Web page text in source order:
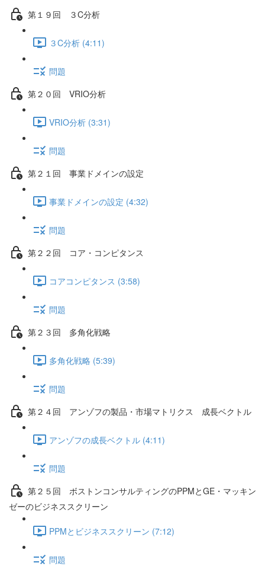
第１９回 ３C分析
３C分析 (4:11)
問題
第２０回 VRIO分析
VRIO分析 (3:31)
問題
第２１回 事業ドメインの設定
事業ドメインの設定 (4:32)
問題
第２２回 コア・コンピタンス
コアコンピタンス (3:58)
問題
第２３回 多角化戦略
多角化戦略 (5:39)
問題
第２４回 アンゾフの製品・市場マトリクス 成長ベクトル
アンゾフの成長ベクトル (4:11)
問題
第２５回 ボストンコンサルティングのPPMとGE・マッキン
ゼーのビジネススクリーン
PPMとビジネススクリーン (7:12)
問題